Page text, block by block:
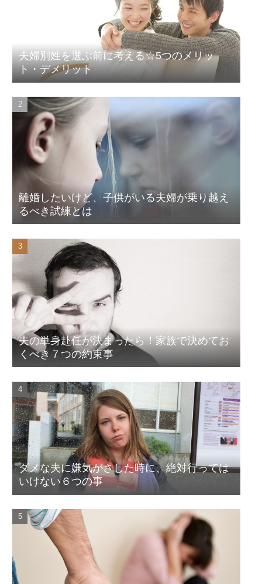
夫婦別姓を選ぶ前に考える☆5つのメリッ
ト・デメリット
離婚したいけど、子供がいる夫婦が乗り越え
るべき試練とは
夫の単身赴任が決まったら！家族で決めてお
くべき７つの約束事
ダメな夫に嫌気がさした時に、絶対行っては
いけない６つの事